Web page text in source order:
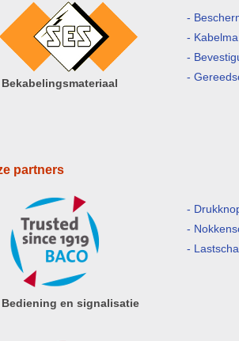
Bekabelingsmateriaal
-
-
-
-
partners
Bediening en signalisatie
-
-
-